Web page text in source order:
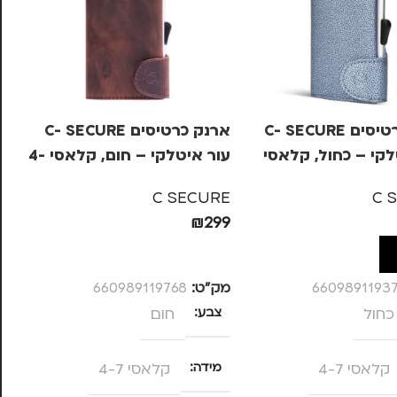
ארנק כרטיסים C- SECURE
– כחול, קלאסי
C
כחול
קלאסי 4-7
ארנק כרטיסים C- SECURE
עור איטלקי – חום, קלאסי 4-
C SECURE
₪299
מק”ט: 660989119768
צבע חום
מידה קלאסי 4-7